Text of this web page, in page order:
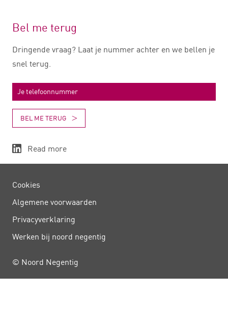
Bel me terug
Dringende vraag? Laat je nummer achter en we bellen je
snel terug.
BEL ME TERUG
Read more
Cookies
Algemene voorwaarden
Privacy­verklaring
Werken bij noord negentig
© Noord Negentig